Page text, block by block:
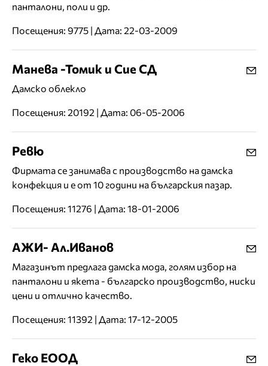
панталони, поли и др.
Посещения: 9775 | Дата: 22-03-2009
Манева -Томик и Сие СД
Дамско облекло
Посещения: 20192 | Дата: 06-05-2006
Ревю
Фирмата се занимава с производство на дамска
конфекция и е от 10 години на българския пазар.
Посещения: 11276 | Дата: 18-01-2006
АЖИ- Ал.Иванов
Магазинът предлага дамска мода, голям избор на
панталони и якета - българско производство, ниски
цени и отлично качество.
Посещения: 11392 | Дата: 17-12-2005
Геко ЕООД